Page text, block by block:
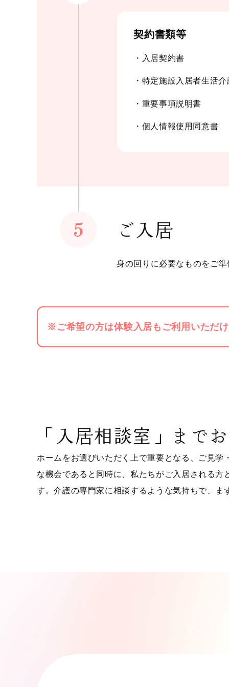
契約書類等
・入居契約書
・特定施設入居者生活
・重要事項説明書
・個人情報使用同意書
ご入居
身の回りに必要なものをご
※ご希望の方は体験入居もご利用いただ
「入居相談室」まで
ホームをお選びいただく上で重要となる、ご見
な機会であると同時に、私たちがご入居される
す。介護の専門家に相談するような気持ちで、ま